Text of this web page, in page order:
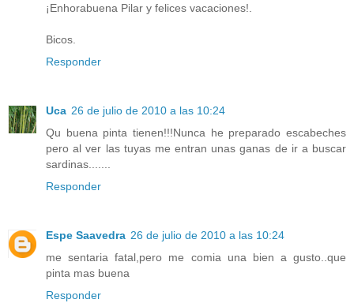
¡Enhorabuena Pilar y felices vacaciones!.
Bicos.
Responder
Uca 26 de julio de 2010 a las 10:24
Qu buena pinta tienen!!!Nunca he preparado escabeches
pero al ver las tuyas me entran unas ganas de ir a buscar
sardinas.......
Responder
Espe Saavedra 26 de julio de 2010 a las 10:24
me sentaria fatal,pero me comia una bien a gusto..que
pinta mas buena
Responder